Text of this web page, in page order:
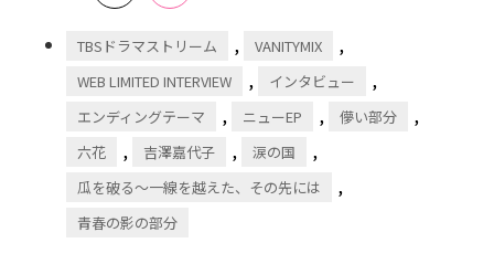
TBSドラマストリーム , VANITYMIX ,
WEB LIMITED INTERVIEW , インタビュー ,
エンディングテーマ , ニューEP , 儚い部分 ,
六花 , 吉澤嘉代子 , 涙の国 ,
瓜を破る～一線を越えた、その先には ,
青春の影の部分